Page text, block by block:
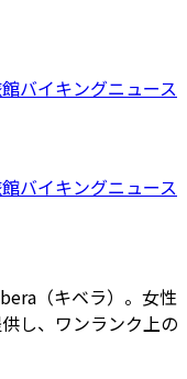
バイキングニュース
バイキングニュース
（キベラ）。女性
し、ワンランク上の